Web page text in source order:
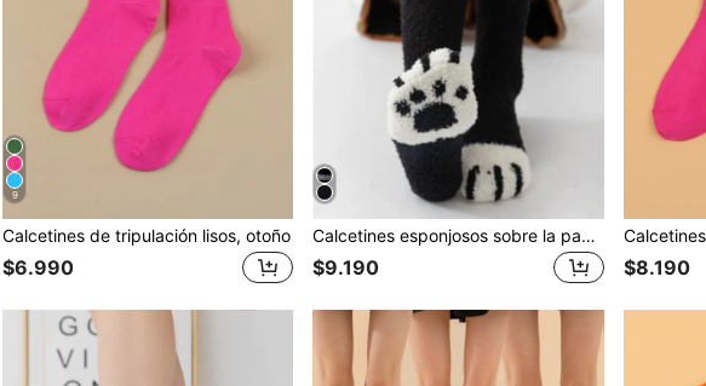
9
Calcetines de tripulación lisos, otoño
$6.990
Calcetines esponjosos sobre la pantorrilla con patrón de rayas de dos tonos, cómodos
$9.190 $8.190